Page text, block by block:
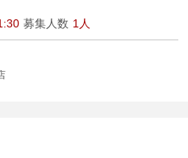
募集人数 1人